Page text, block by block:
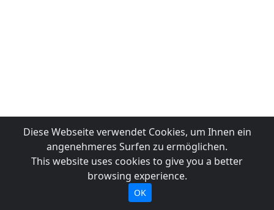
Diese Webseite verwendet Cookies, um Ihnen ein
angenehmeres Surfen zu ermöglichen.
This website uses cookies to give you a better
browsing experience.
OK